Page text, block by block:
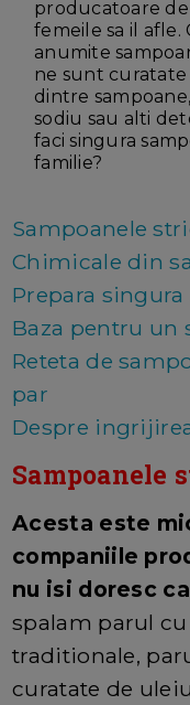
producatoare de
femeile sa il afle.
anumite
ne sunt
dintre
sodiu sau alti
faci singura
familie?
Sampoanele
Chimicale din
Prepara
Baza pentru un
Reteta de
par
Despre
Sampoanele
Acesta este
companiile
nu isi doresc
spalam parul
traditionale,
curatate de